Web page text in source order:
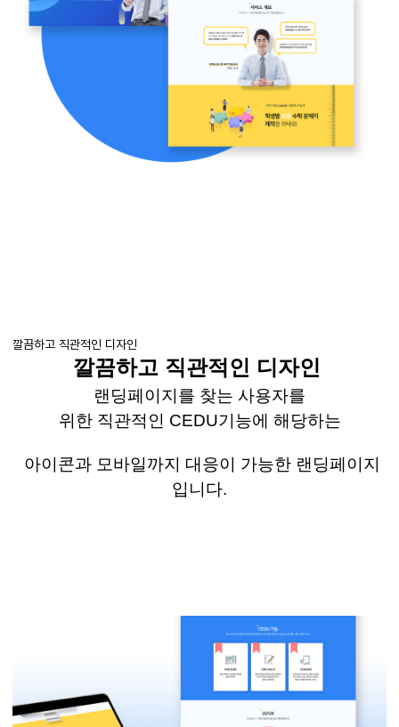
깔끔하고 직관적인 디자인
깔끔하고 직관적인 디자인
랜딩페이지를 찾는 사용자를
위한 직관적인 CEDU기능에 해당하는
아이콘과 모바일까지 대응이 가능한 랜딩페이지
입니다.